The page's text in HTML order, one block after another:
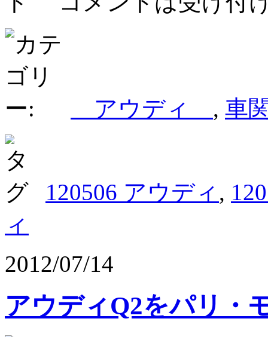
アウディ , 車
120506 アウディ ,
ィ
2012/07/14
アウディQ2をパリ・